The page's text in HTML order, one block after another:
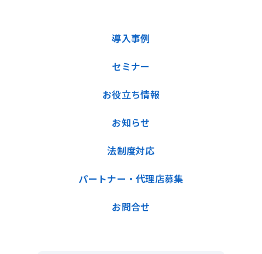
導入事例
セミナー
お役立ち情報
お知らせ
法制度対応
パートナー・代理店募集
お問合せ